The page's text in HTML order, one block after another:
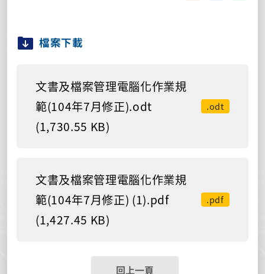
檔案下載
文書及檔案管理電腦化作業規
範(104年7月修正).odt
(1,730.55 KB)
.odt
文書及檔案管理電腦化作業規
範(104年7月修正) (1).pdf
(1,427.45 KB)
.pdf
回上一頁